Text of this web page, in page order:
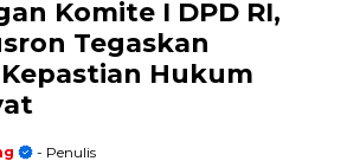
Komite I DPD RI,
Tegaskan
Hukum
- Penulis